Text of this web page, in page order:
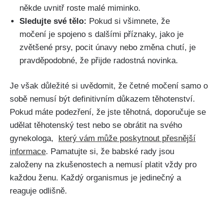
někde uvnitř roste​ malé ‌miminko.
Sledujte své tělo: Pokud si všimnete, že
močení je spojeno s dalšími příznaky, jako⁤ je
zvětšené prsy, pocit únavy nebo změna chutí, je
pravděpodobné, že přijde radostná​ novinka.
Je však důležité⁢ si uvědomit, že četné močení samo o
sobě nemusí být ‌definitivním důkazem těhotenství.
Pokud máte podezření, že jste těhotná, doporučuje se
udělat ⁣těhotenský ‌test nebo se obrátit na svého ​
gynekologa, ‍ který vám může poskytnout ⁣přesnější‌
informace. Pamatujte si, že ⁢babské rady jsou
založeny na zkušenostech‍ a nemusí platit vždy pro
každou ženu.‍ Každý organismus‌ je jedinečný a
reaguje odlišně.